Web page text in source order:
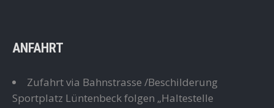
ANFAHRT
Zufahrt via Bahnstrasse /Beschilderung
Sportplatz Lüntenbeck folgen „Haltestelle